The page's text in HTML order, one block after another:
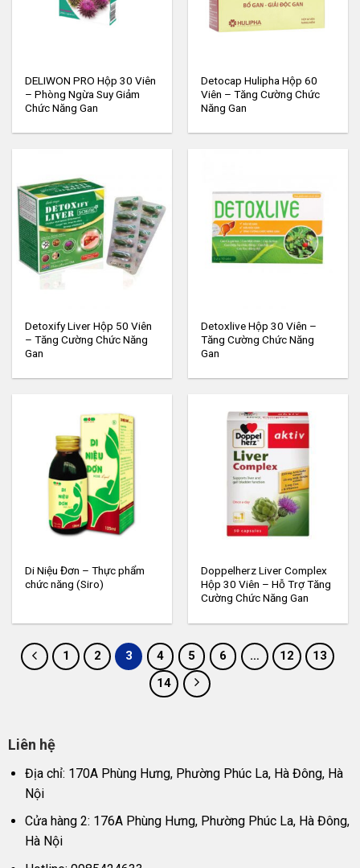
DELIWON PRO Hộp 30 Viên
– Phòng Ngừa Suy Giảm
Chức Năng Gan
Detocap Hulipha Hộp 60
Viên – Tăng Cường Chức
Năng Gan
Detoxify Liver Hộp 50 Viên
– Tăng Cường Chức Năng
Gan
Detoxlive Hộp 30 Viên –
Tăng Cường Chức Năng
Gan
Di Niệu Đơn – Thực phẩm
chức năng (Siro)
Doppelherz Liver Complex
Hộp 30 Viên – Hỗ Trợ Tăng
Cường Chức Năng Gan
1 2 3 4 5 6 … 12
13
14
Liên hệ
Địa chỉ: 170A Phùng Hưng, Phường Phúc La, Hà Đông, Hà
Nội
Cửa hàng 2: 176A Phùng Hưng, Phường Phúc La, Hà Đông,
Hà Nội